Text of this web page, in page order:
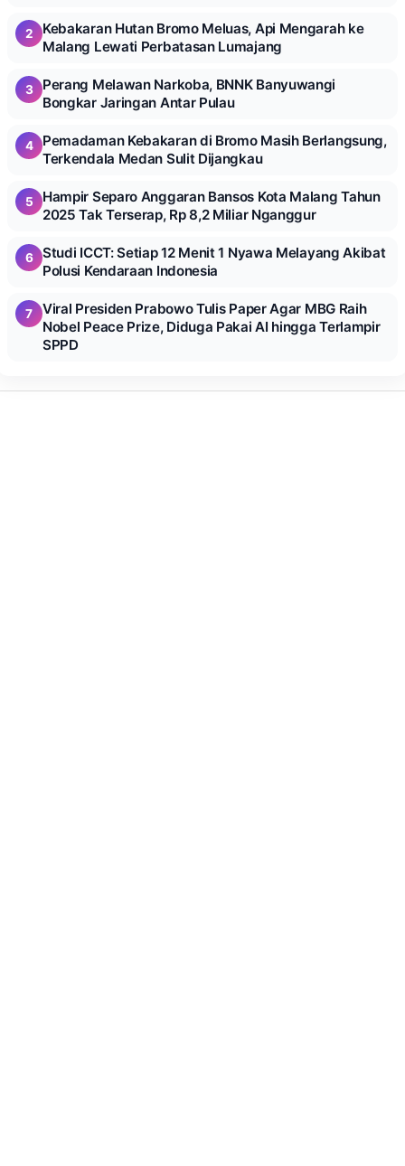
2
Kebakaran Hutan Bromo Meluas, Api Mengarah ke
Malang Lewati Perbatasan Lumajang
3
Perang Melawan Narkoba, BNNK Banyuwangi
Bongkar Jaringan Antar Pulau
4
Pemadaman Kebakaran di Bromo Masih Berlangsung,
Terkendala Medan Sulit Dijangkau
5
Hampir Separo Anggaran Bansos Kota Malang Tahun
2025 Tak Terserap, Rp 8,2 Miliar Nganggur
6
Studi ICCT: Setiap 12 Menit 1 Nyawa Melayang Akibat
Polusi Kendaraan Indonesia
7
Viral Presiden Prabowo Tulis Paper Agar MBG Raih
Nobel Peace Prize, Diduga Pakai AI hingga Terlampir
SPPD